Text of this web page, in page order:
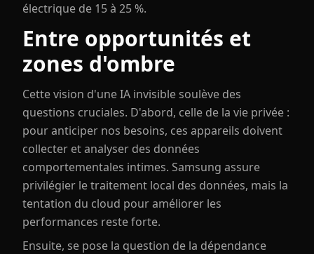
électrique de 15 à 25 %.
Entre opportunités et
zones d'ombre
Cette vision d'une IA invisible soulève des
questions cruciales. D'abord, celle de la vie privée :
pour anticiper nos besoins, ces appareils doivent
collecter et analyser des données
comportementales intimes. Samsung assure
privilégier le traitement local des données, mais la
tentation du cloud pour améliorer les
performances reste forte.
Ensuite, se pose la question de la dépendance